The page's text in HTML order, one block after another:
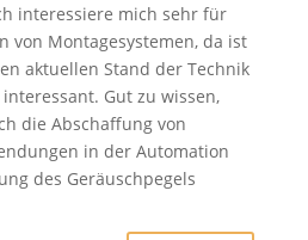
interessiere mich sehr für
von Montagesystemen, da ist
aktuellen Stand der Technik
Gut zu wissen,
die Abschaffung von
in der Automation
des Geräuschpegels